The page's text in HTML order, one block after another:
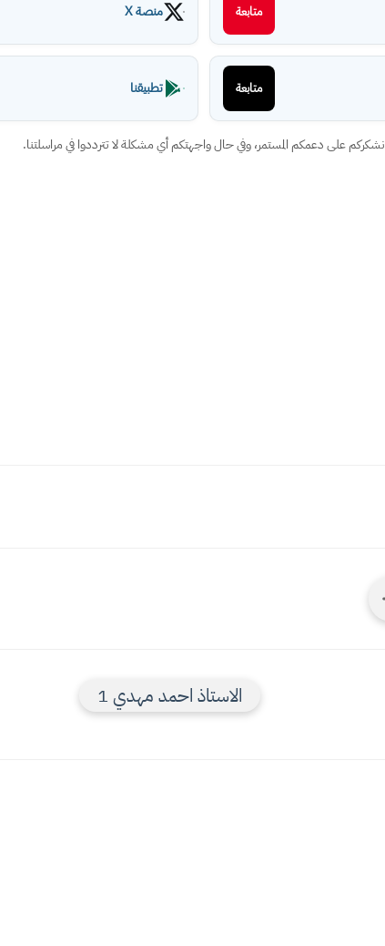
متابعة منصة X
متابعة تطبيقنا
نشكركم على دعمكم المستمر، وفي حال واجهتكم أي مشكلة لا تترددوا في مراسلتنا.
الاستاذ احمد مهدي 1